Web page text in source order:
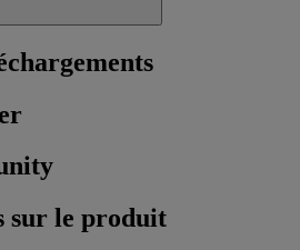
sur le produit